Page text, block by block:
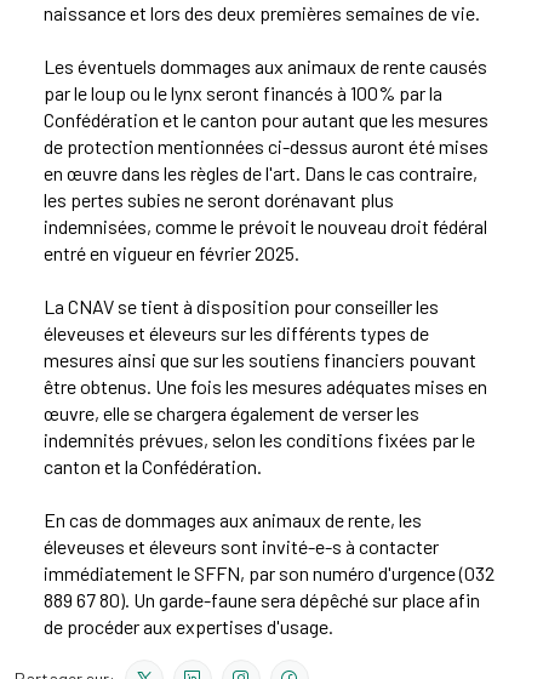
naissance et lors des deux premières semaines de vie.
Les éventuels dommages aux animaux de rente causés
par le loup ou le lynx seront financés à 100% par la
Confédération et le canton pour autant que les mesures
de protection mentionnées ci-dessus auront été mises
en œuvre dans les règles de l'art. Dans le cas contraire,
les pertes subies ne seront dorénavant plus
indemnisées, comme le prévoit le nouveau droit fédéral
entré en vigueur en février 2025.
La CNAV se tient à disposition pour conseiller les
éleveuses et éleveurs sur les différents types de
mesures ainsi que sur les soutiens financiers pouvant
être obtenus. Une fois les mesures adéquates mises en
œuvre, elle se chargera également de verser les
indemnités prévues, selon les conditions fixées par le
canton et la Confédération.
En cas de dommages aux animaux de rente, les
éleveuses et éleveurs sont invité-e-s à contacter
immédiatement le SFFN, par son numéro d'urgence (032
889 67 80). Un garde-faune sera dépêché sur place afin
de procéder aux expertises d'usage.